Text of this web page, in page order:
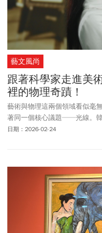
藝文風尚
跟著科學家走進美
裡的物理奇蹟！
藝術與物理這兩個領域看似毫
著同一個核心議題──光線。
「物理」與「藝術」兩座看似
日期：2026-02-24